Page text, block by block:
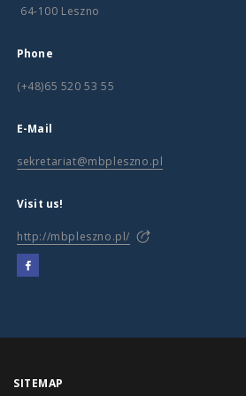
64-100 Leszno
Phone
(+48)65 520 53 55
E-Mail
sekretariat@mbpleszno.pl
Visit us!
http://mbpleszno.pl/
SITEMAP